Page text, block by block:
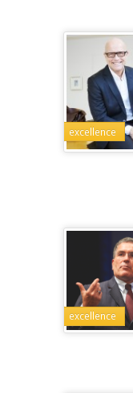
excellence
excellence